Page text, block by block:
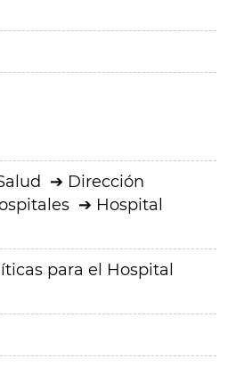
Dirección
Hospital
para el Hospital